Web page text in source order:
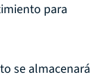
para
se almacenará